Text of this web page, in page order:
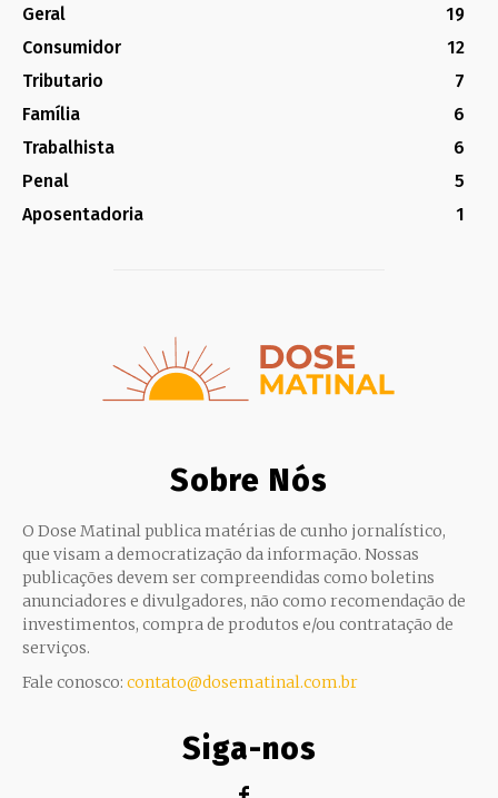
Geral
19
Consumidor
12
Tributario
7
Família
6
Trabalhista
6
Penal
5
Aposentadoria
1
Sobre Nós
O Dose Matinal publica matérias de cunho jornalístico,
que visam a democratização da informação. Nossas
publicações devem ser compreendidas como boletins
anunciadores e divulgadores, não como recomendação de
investimentos, compra de produtos e/ou contratação de
serviços.
Fale conosco: contato@dosematinal.com.br
Siga-nos